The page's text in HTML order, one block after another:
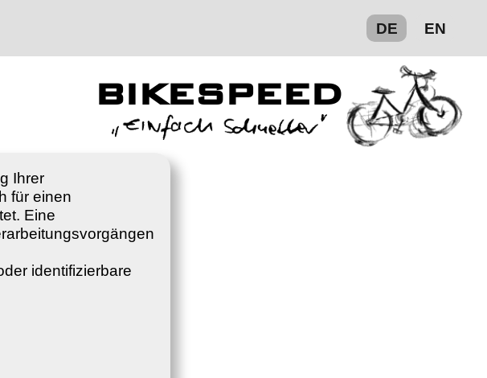
DE EN
bikespeed
Ihrer
für einen
Eine
identifizierbare